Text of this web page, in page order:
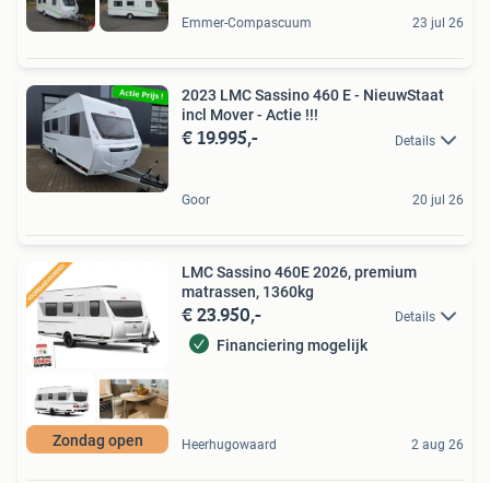
Emmer-Compascuum 23 jul 26
2023 LMC Sassino 460 E - NieuwStaat
incl Mover - Actie !!!
€ 19.995,- Details
Goor 20 jul 26
Zondag open
LMC Sassino 460E 2026, premium
matrassen, 1360kg
€ 23.950,- Details
Financiering mogelijk
Heerhugowaard 2 aug 26